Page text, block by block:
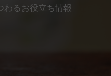
わるお役立ち情報